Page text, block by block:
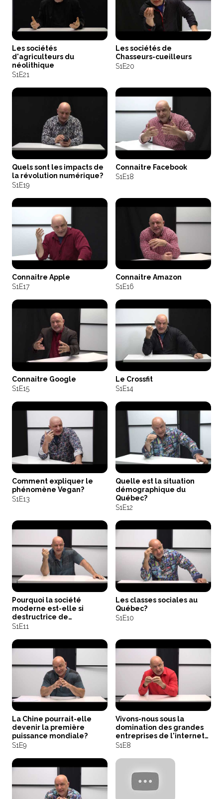
Les sociétés
d'agriculteurs du
néolithique
S1E21
Les sociétés de
Chasseurs-cueilleurs
S1E20
Quels sont les impacts de
la révolution numérique?
S1E19
Connaitre Facebook
S1E18
Connaitre Apple
S1E17
Connaitre Amazon
S1E16
Connaitre Google
S1E15
Le Crossfit
S1E14
Comment expliquer le
phénomène Vegan?
S1E13
Quelle est la situation
démographique du
Québec?
S1E12
Pourquoi la société
moderne est-elle si
destructrice de
l'environnement?
S1E11
Les classes sociales au
Québec?
S1E10
La Chine pourrait-elle
devenir la première
puissance mondiale?
S1E9
Vivons-nous sous la
domination des grandes
entreprises de l'internet
telles que GAFA?
S1E8